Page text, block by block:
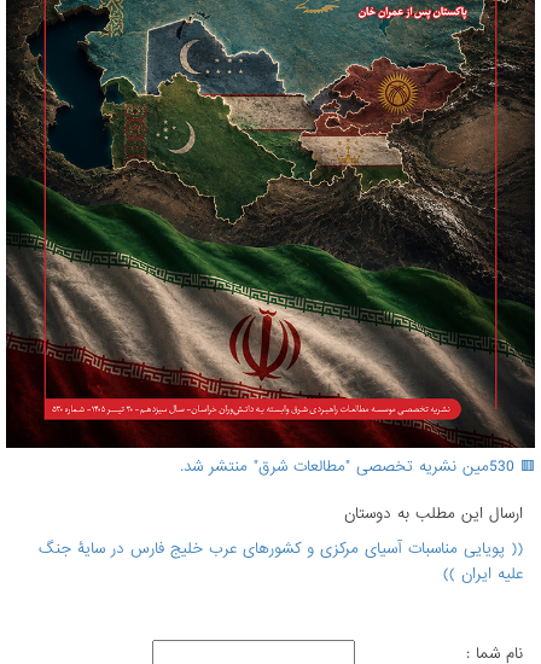
🟥 530مین نشریه تخصصی "مطالعات شرق" منتشر شد.
ارسال اين مطلب به دوستان
(( پویایی مناسبات آسیای مرکزی و کشورهای عرب خلیج فارس در سایۀ جنگ
علیه ایران ))
نام شما :